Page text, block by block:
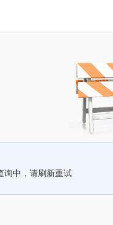
询中，请刷新重试